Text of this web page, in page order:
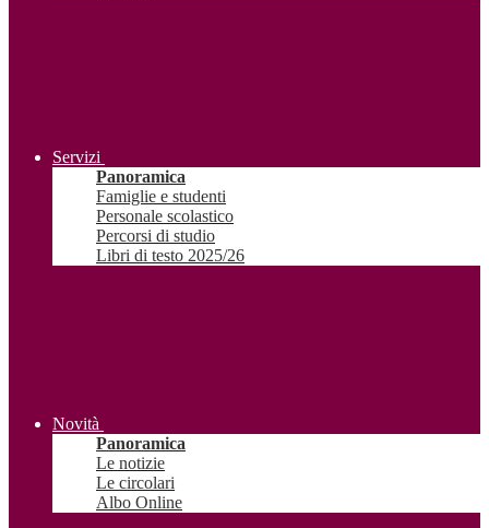
Servizi
Panoramica
Famiglie e studenti
Personale scolastico
Percorsi di studio
Libri di testo 2025/26
Novità
Panoramica
Le notizie
Le circolari
Albo Online